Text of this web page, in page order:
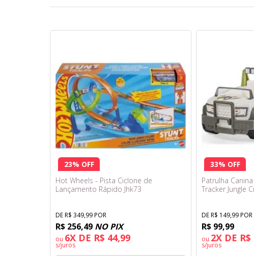
23% OFF
Hot Wheels - Pista Ciclone de
Lançamento Rápido Jhk73
DE R$ 349,99 POR
R$ 256,49 NO PIX
ou 6X DE R$ 44,99
s/juros
33% OFF
Patrulha
Tracker Jungle
DE R$ 149,99 POR
R$ 99,99
ou 2X DE R$
s/juros